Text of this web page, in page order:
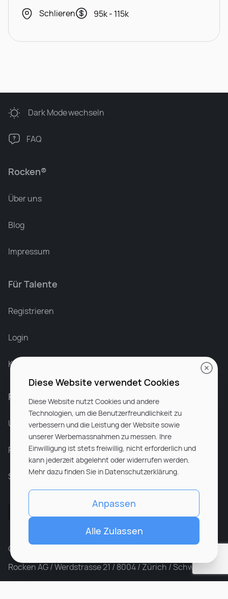
Schlieren
95k - 115k
Rocken®
Über uns
Blog
Impressum
Für Talente
Registrieren
Login
Karriere bei Rocken
Für Unternehmen
Unsere Dienstleistungen
Partnerunternehmen
Sitemap
Dark Modewechseln
FAQ
© ROCKEN 2026. All rights reserved
Rocken AG / Werdstrasse 21 / 8004 / Zürich / Schweiz
Diese Website verwendet Cookies
Diese Website nutzt Cookies und andere
Technologien, um die Benutzerfreundlichkeit zu
verbessern und die Leistung der Website sowie
unserer Werbemassnahmen zu messen. Ihre
Einwilligung ist stets freiwillig, nicht erforderlich und
kann jederzeit abgelehnt oder widerrufen werden.
Mehr dazu finden Sie in Datenschutzerklärung.
Anpassen
Alle Zulassen